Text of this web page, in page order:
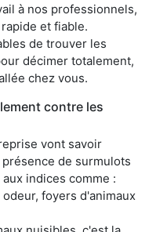
à nos professionnels,
et fiable.
de trouver les
décimer totalement,
chez vous.
contre les
vont savoir
de surmulots
indices comme :
foyers d'animaux